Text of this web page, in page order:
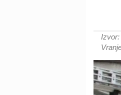
Izvor: